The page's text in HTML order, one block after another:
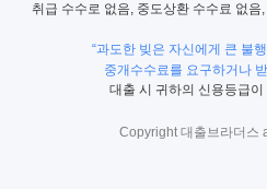
취급 수수로 없음, 중도상환 수수료 없
“과도한 빚은 자신에게 큰 불
중개수수료를 요구하거나
대출 시 귀하의 신용등급이
Copyright 대출브라더스